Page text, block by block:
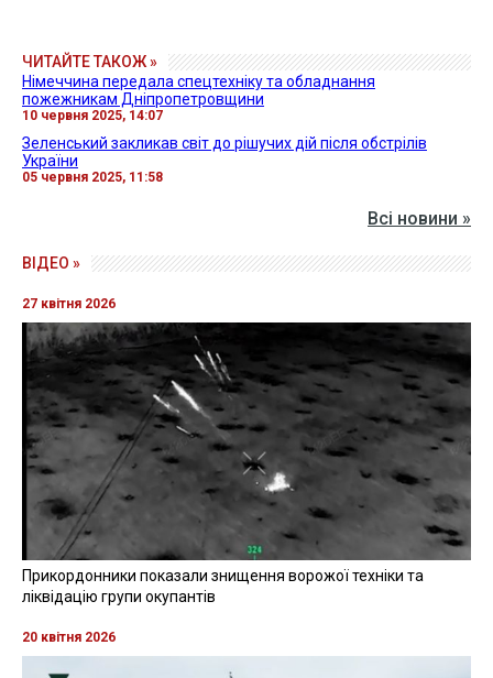
ЧИТАЙТЕ ТАКОЖ »
Німеччина передала спецтехніку та обладнання
пожежникам Дніпропетровщини
10 червня 2025, 14:07
Зеленський закликав світ до рішучих дій після обстрілів
України
05 червня 2025, 11:58
Всі новини »
ВІДЕО »
27 квітня 2026
Прикордонники показали знищення ворожої техніки та
ліквідацію групи окупантів
20 квітня 2026